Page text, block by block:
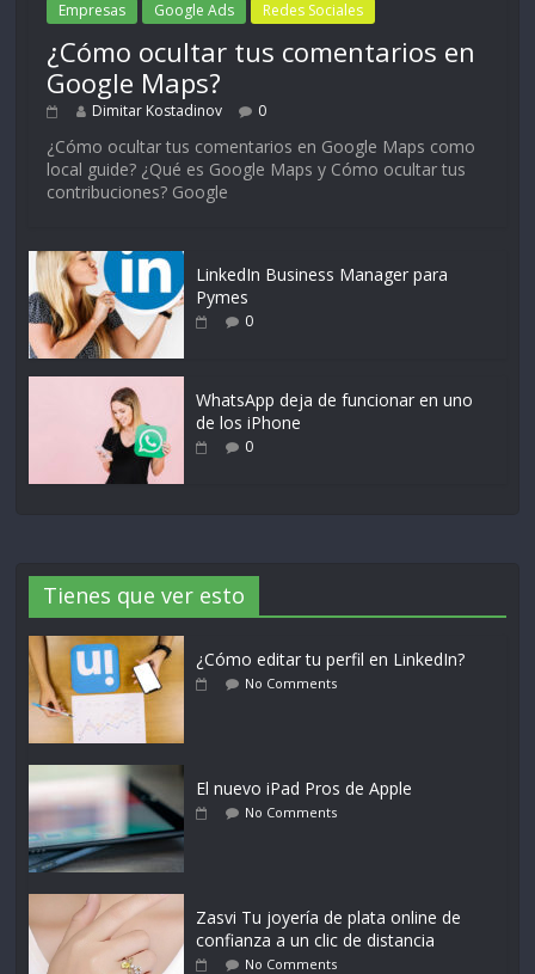
Empresas Google Ads Redes Sociales
¿Cómo ocultar tus comentarios en
Google Maps?
Dimitar Kostadinov 0
¿Cómo ocultar tus comentarios en Google Maps como
local guide? ¿Qué es Google Maps y Cómo ocultar tus
contribuciones? Google
LinkedIn Business Manager para
Pymes
0
WhatsApp deja de funcionar en uno
de los iPhone
0
Tienes que ver esto
¿Cómo editar tu perfil en LinkedIn?
No Comments
El nuevo iPad Pros de Apple
No Comments
Zasvi Tu joyería de plata online de
confianza a un clic de distancia
No Comments